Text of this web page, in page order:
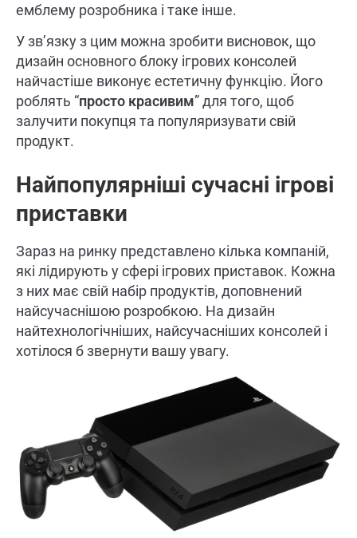
емблему розробника і таке інше.
У зв’язку з цим можна зробити висновок, що
дизайн основного блоку ігрових консолей
найчастіше виконує естетичну функцію. Його
роблять “просто красивим” для того, щоб
залучити покупця та популяризувати свій
продукт.
Найпопулярніші сучасні ігрові
приставки
Зараз на ринку представлено кілька компаній,
які лідирують у сфері ігрових приставок. Кожна
з них має свій набір продуктів, доповнений
найсучаснішою розробкою. На дизайн
найтехнологічніших, найсучасніших консолей і
хотілося б звернути вашу увагу.